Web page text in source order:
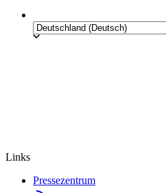
Links
Pressezentrum